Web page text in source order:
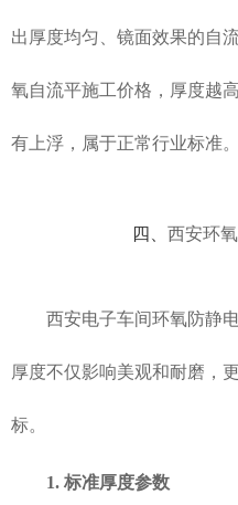
出厚度均匀、镜面效果的自
氧自流平施工价格，厚度越
有上浮，属于正常行业标准。
四、 西安环
西安电子车间环氧防静
厚度不仅影响美观和耐磨，
标。
1. 标准厚度参数